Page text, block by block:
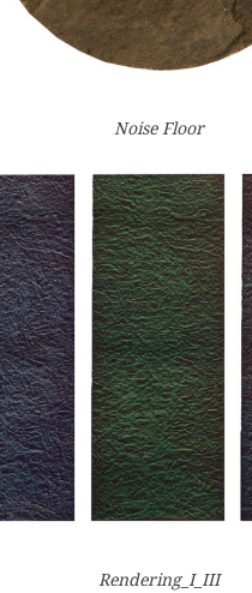
Noise Floor
Rendering_I_III